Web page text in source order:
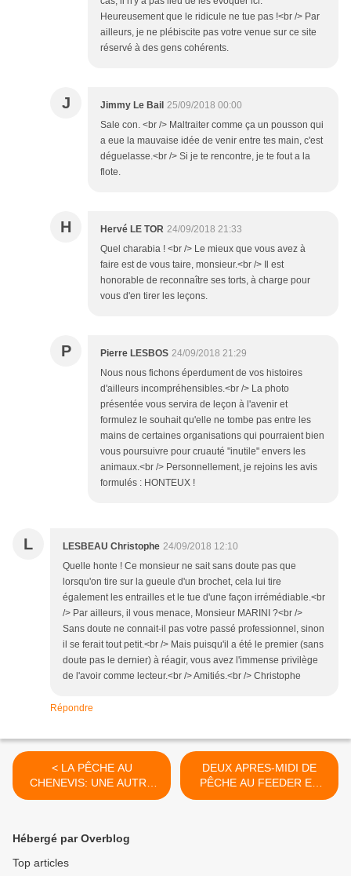
Heureusement que le ridicule ne tue pas !<br /> Par
ailleurs, je ne plébiscite pas votre venue sur ce site
réservé à des gens cohérents.
J Jimmy Le Bail 25/09/2018 00:00
Sale con. <br /> Maltraiter comme ça un pousson qui
a eue la mauvaise idée de venir entre tes main, c'est
déguelasse.<br /> Si je te rencontre, je te fout a la
flote.
H Hervé LE TOR 24/09/2018 21:33
Quel charabia ! <br /> Le mieux que vous avez à
faire est de vous taire, monsieur.<br /> Il est
honorable de reconnaître ses torts, à charge pour
vous d'en tirer les leçons.
P Pierre LESBOS 24/09/2018 21:29
Nous nous fichons éperdument de vos histoires
d'ailleurs incompréhensibles.<br /> La photo
présentée vous servira de leçon à l'avenir et
formulez le souhait qu'elle ne tombe pas entre les
mains de certaines organisations qui pourraient bien
vous poursuivre pour cruauté "inutile" envers les
animaux.<br /> Personnellement, je rejoins les avis
formulés : HONTEUX !
L LESBEAU Christophe 24/09/2018 12:10
Quelle honte ! Ce monsieur ne sait sans doute pas que
lorsqu'on tire sur la gueule d'un brochet, cela lui tire
également les entrailles et le tue d'une façon irrémédiable.<br
/> Par ailleurs, il vous menace, Monsieur MARINI ?<br />
Sans doute ne connait-il pas votre passé professionnel, sinon
il se ferait tout petit.<br /> Mais puisqu'il a été le premier (sans
doute pas le dernier) à réagir, vous avez l'immense privilège
de l'avoir comme lecteur.<br /> Amitiés.<br /> Christophe
Répondre
< LA PÊCHE AU
CHENEVIS: UNE AUTRE
METHODE POUR
DEUX APRES-MIDI DE
PÊCHE AU FEEDER EN
MARNE. >
Hébergé par Overblog
Top articles